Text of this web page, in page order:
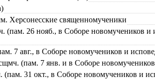
Херсонесские священномученики
26 нояб., в Соборе новомучеников и
7 авг., в Соборе новомучеников и
(пам. 7 янв. и в Соборе
31 окт., в Соборе новомучеников и